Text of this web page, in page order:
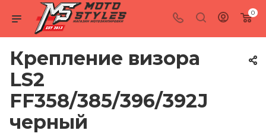
0
Крепление визора
LS2
FF358/385/396/392J
черный